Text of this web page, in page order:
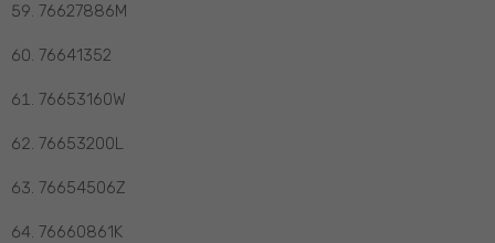
76627886M
76641352
76653160W
76653200L
76654506Z
76660861K